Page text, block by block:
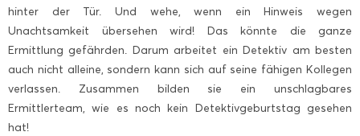
hinter der Tür. Und wehe, wenn ein Hinweis wegen
Unachtsamkeit übersehen wird! Das könnte die ganze
Ermittlung gefährden. Darum arbeitet ein Detektiv am besten
auch nicht alleine, sondern kann sich auf seine fähigen Kollegen
verlassen. Zusammen bilden sie ein unschlagbares
Ermittlerteam, wie es noch kein Detektivgeburtstag gesehen
hat!